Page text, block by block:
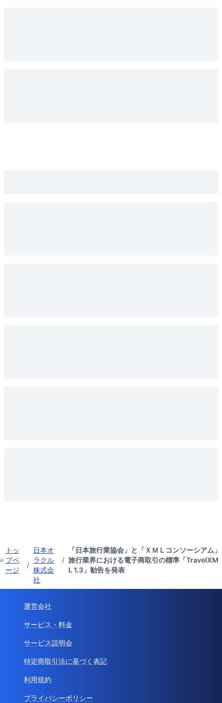
トッ
プペ
ージ
/
日本オ
ラクル
株式会
社
/
「日本旅行業協会」と「ＸＭＬコンソーシアム」
旅行業界における電子商取引の標準「TravelXM
L 1.3」勧告を発表
運営会社
サービス・料金
サービス説明会
特定商取引法に基づく表記
利用規約
プライバシーポリシー